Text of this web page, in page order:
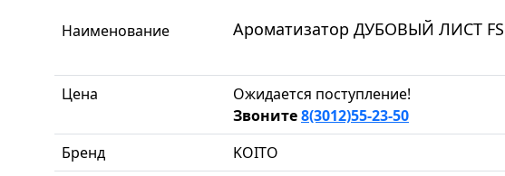
Наименование Ароматизатор ДУБОВЫЙ ЛИСТ
Цена
Ожидается поступление!
Звоните8(3012)55-23-50
Бренд
KOITO